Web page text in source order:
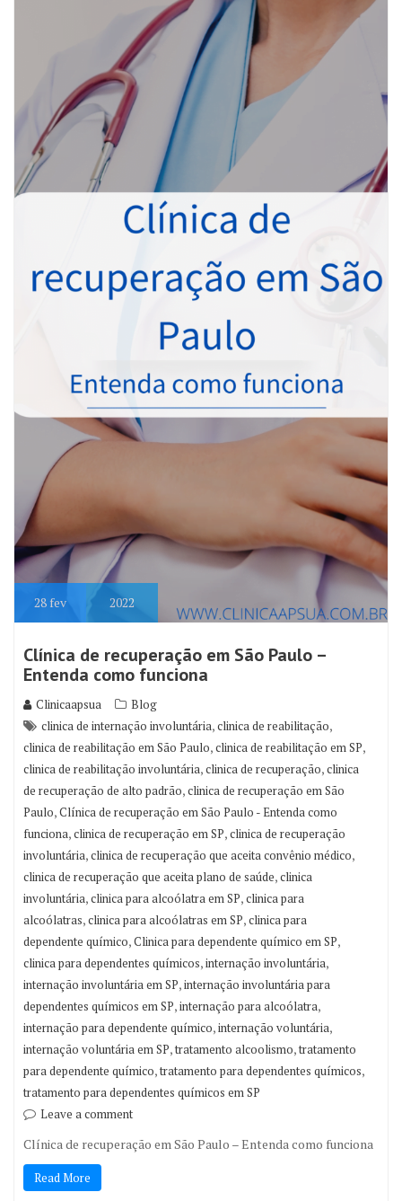
28fev 2022
Clínica de recuperação em São Paulo –
Entenda como funciona
Clinicaapsua
Blog
clinica de internação involuntária,clinica de reabilitação,
clinica de reabilitação em São Paulo,clinica de reabilitação em SP,
clinica de reabilitação involuntária,clinica de recuperação,clinica
de recuperação de alto padrão,clinica de recuperação em São
Paulo,Clínica de recuperação em São Paulo - Entenda como
funciona,clinica de recuperação em SP,clinica de recuperação
involuntária,clinica de recuperação que aceita convênio médico,
clinica de recuperação que aceita plano de saúde,clinica
involuntária,clinica para alcoólatra em SP,clinica para
alcoólatras,clinica para alcoólatras em SP,clinica para
dependente químico,Clinica para dependente químico em SP,
clinica para dependentes químicos,internação involuntária,
internação involuntária em SP,internação involuntária para
dependentes químicos em SP,internação para alcoólatra,
internação para dependente químico,internação voluntária,
internação voluntária em SP,tratamento alcoolismo,tratamento
para dependente químico,tratamento para dependentes químicos,
tratamento para dependentes químicos em SP
Leave a comment
Clínica de recuperação em São Paulo – Entenda como funciona
Read More